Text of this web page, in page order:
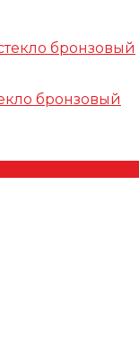
бронзовый